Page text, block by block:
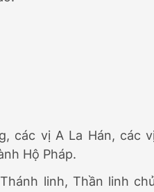
các vị A La Hán, các
Hộ Pháp.
linh, Thần linh